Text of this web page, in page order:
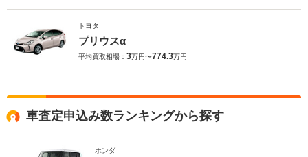
トヨタ
プリウスα
平均買取相場： 3万円〜774.3万円
車査定申込み数ランキングから探す
ホンダ